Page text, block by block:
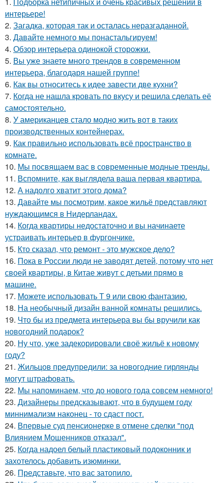
интерьере!
2. Загадка, которая так и осталась неразгаданной.
3. Давайте немного мы понастальгируем!
4. Обзор интерьера одинокой сторожки.
5. Вы уже знаете много трендов в современном
интерьера, благодаря нашей группе!
6. Как вы относитесь к идее завести две кухни?
7. Когда не нашла кровать по вкусу и решила сделать её
самостоятельно.
8. У американцев стало модно жить вот в таких
производственных контейнерах.
9. Как правильно использовать всё пространство в
комнате.
10. Мы посвящаем вас в современные модные тренды.
11. Вспомните, как выглядела ваша первая квартира.
12. А надолго хватит этого дома?
13. Давайте мы посмотрим, какое жильё представляют
нуждающимся в Нидерландах.
14. Когда квартиры недостаточно и вы начинаете
устраивать интерьер в фургончике.
15. Кто сказал, что ремонт - это мужское дело?
16. Пока в России люди не заводят детей, потому что нет
своей квартиры, в Китае живут с детьми прямо в
машине.
17. Можете использовать Т 9 или свою фантазию.
18. На необычный дизайн ванной комнаты решились.
19. Что бы из предмета интерьера вы бы вручили как
новогодний подарок?
20. Ну что, уже задекорировали своё жильё к новому
году?
21. Жильцов предупредили: за новогодние гирлянды
могут штрафовать.
22. Мы напоминаем, что до нового года совсем немного!
23. Дизайнеры предсказывают, что в будущем году
миннимализм наконец - то сдаст пост.
24. Впервые суд пенсионерке в отмене сделки "под
Влиянием Мошенников отказал".
25. Когда надоел белый пластиковый подоконник и
захотелось добавить изюминки.
26. Представьте, что вас затопило.